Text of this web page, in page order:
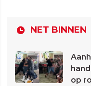
NET BINNEN
op